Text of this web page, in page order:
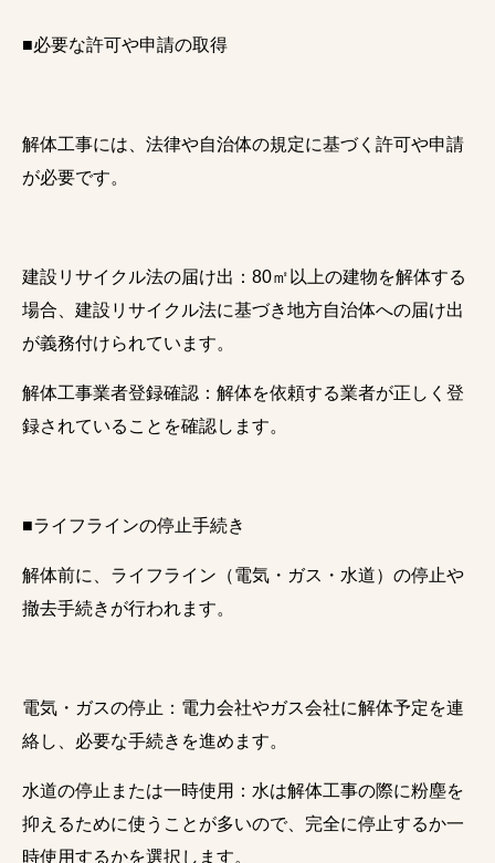
■必要な許可や申請の取得
解体工事には、法律や自治体の規定に基づく許可や申請
が必要です。
建設リサイクル法の届け出：80㎡以上の建物を解体する
場合、建設リサイクル法に基づき地方自治体への届け出
が義務付けられています。
解体工事業者登録確認：解体を依頼する業者が正しく登
録されていることを確認します。
■ライフラインの停止手続き
解体前に、ライフライン（電気・ガス・水道）の停止や
撤去手続きが行われます。
電気・ガスの停止：電力会社やガス会社に解体予定を連
絡し、必要な手続きを進めます。
水道の停止または一時使用：水は解体工事の際に粉塵を
抑えるために使うことが多いので、完全に停止するか一
時使用するかを選択します。